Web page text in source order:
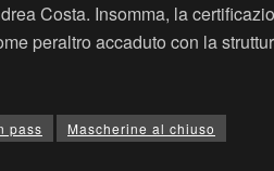
Costa. Insomma, la
peraltro accaduto con la
pass Mascherine al chiuso